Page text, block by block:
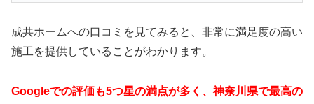
成共ホームへの口コミを見てみると、非常に満足度の高い
施工を提供していることがわかります。
Googleでの評価も5つ星の満点が多く、神奈川県で最高の